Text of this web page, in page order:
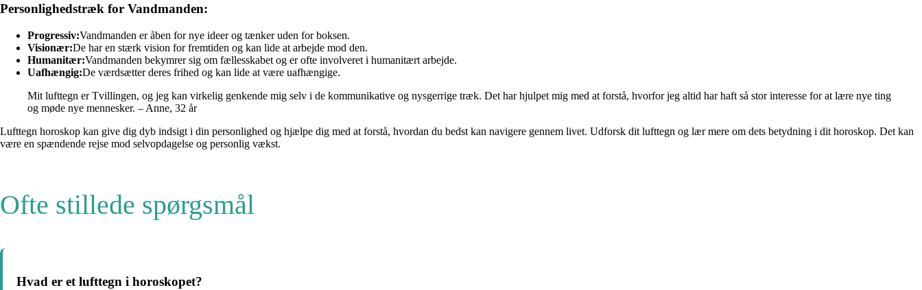
Personlighedstræk for Vandmanden:
Progressiv:Vandmanden er åben for nye ideer og tænker uden for boksen.
Visionær:De har en stærk vision for fremtiden og kan lide at arbejde mod den.
Humanitær:Vandmanden bekymrer sig om fællesskabet og er ofte involveret i humanitært arbejde.
Uafhængig:De værdsætter deres frihed og kan lide at være uafhængige.
Mit lufttegn er Tvillingen, og jeg kan virkelig genkende mig selv i de kommunikative og nysgerrige træk. Det har hjulpet mig med at forstå, hvorfor jeg altid har haft så stor interesse for at lære nye ting
og møde nye mennesker. – Anne, 32 år
Lufttegn horoskop kan give dig dyb indsigt i din personlighed og hjælpe dig med at forstå, hvordan du bedst kan navigere gennem livet. Udforsk dit lufttegn og lær mere om dets betydning i dit horoskop. Det kan
være en spændende rejse mod selvopdagelse og personlig vækst.
Ofte stillede spørgsmål
Hvad er et lufttegn i horoskopet?